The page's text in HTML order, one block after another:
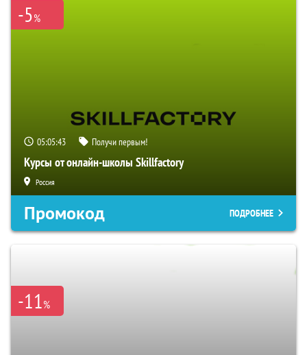
-5%
05:05:42 Получи первым!
Курсы от онлайн-школы Skillfactory
Россия
Промокод ПОДРОБНЕЕ
-11%